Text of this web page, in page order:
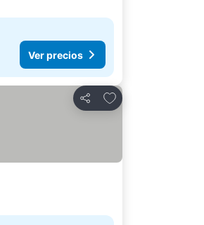
Ver precios
Compartir
Agregar a favoritos